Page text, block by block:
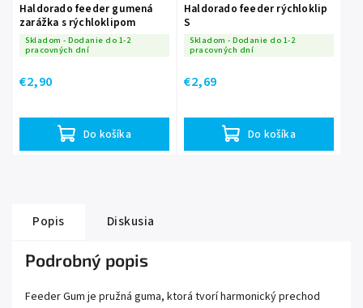
Haldorado feeder gumená
zarážka s rýchloklipom
Skladom - Dodanie do 1-2
pracovných dní
€2,90
Do košíka
Haldorado feeder rýchloklip
S
Skladom - Dodanie do 1-2
pracovných dní
€2,69
Do košíka
Popis Diskusia
Podrobný popis
Feeder Gum je pružná guma, ktorá tvorí harmonický prechod